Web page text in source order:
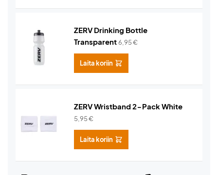
ZERV Drinking Bottle
Transparent6,95€
Laita koriin
ZERV Wristband 2-Pack White
5,95€
Laita koriin